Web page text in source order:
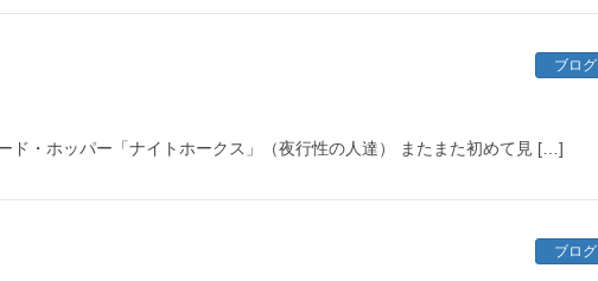
ブログ
ド・ホッパー「ナイトホークス」（夜行性の人達） またまた初めて見 […]
ブログ